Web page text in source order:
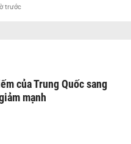
trước
của Trung Quốc sang
mạnh